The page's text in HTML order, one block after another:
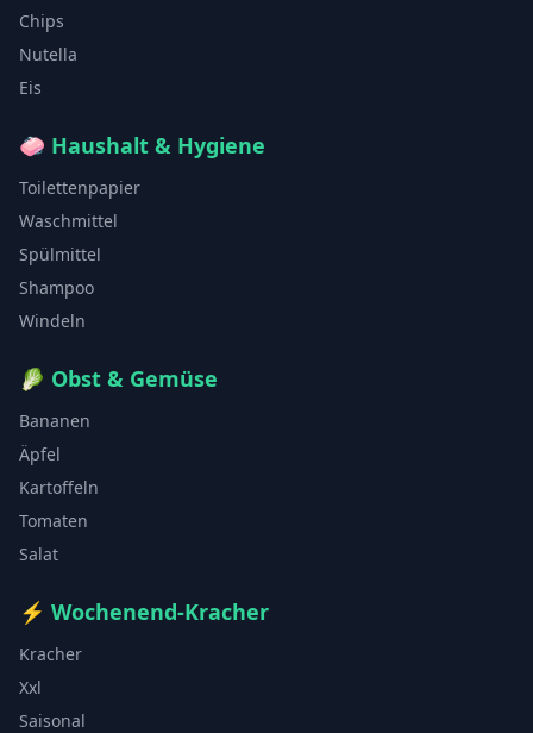
Chips
Nutella
Eis
🧼 Haushalt & Hygiene
Toilettenpapier
Waschmittel
Spülmittel
Shampoo
Windeln
🥬 Obst & Gemüse
Bananen
Äpfel
Kartoffeln
Tomaten
Salat
⚡ Wochenend-Kracher
Kracher
Xxl
Saisonal